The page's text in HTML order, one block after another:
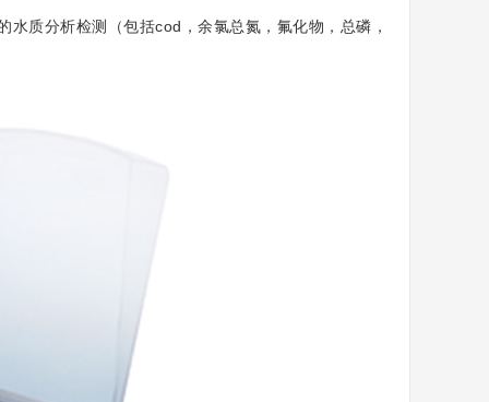
质分析检测（包括cod，余氯总氮，氟化物，总磷，